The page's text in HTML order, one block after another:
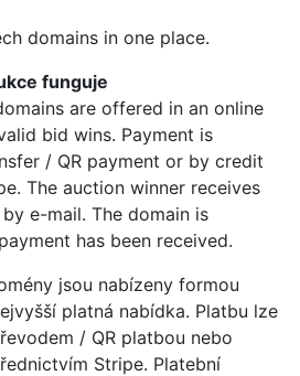
domains in one place.
funguje
are offered in an online
bid wins. Payment is
/ QR payment or by credit
The auction winner receives
e-mail. The domain is
has been received.
jsou nabízeny formou
platná nabídka. Platbu lze
/ QR platbou nebo
Stripe. Platební